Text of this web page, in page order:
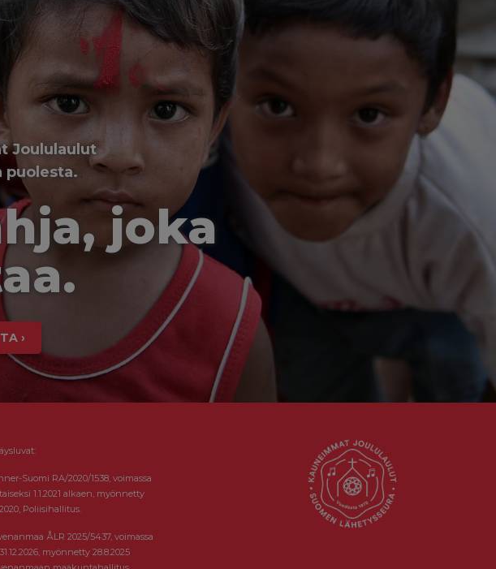
Joululaulut
puolesta.
joka
›
Suomi RA/2020/1538, voimassa
1.1.2021 alkaen, myönnetty
Poliisihallitus.
ÅLR 2025/5437, voimassa
myönnetty 28.8.2025